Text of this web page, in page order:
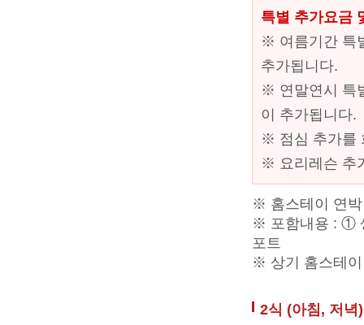
특별 추가요금
※ 여름기간 특
추가됩니다.
※ 연말연시 특
이 추가됩니다.
※ 점심 추가를
※ 요리레슨 추
※ 홈스테이 연
※ 포함내용 : ①
포트
※ 상기 홈스테이
2식 (아침, 저녁